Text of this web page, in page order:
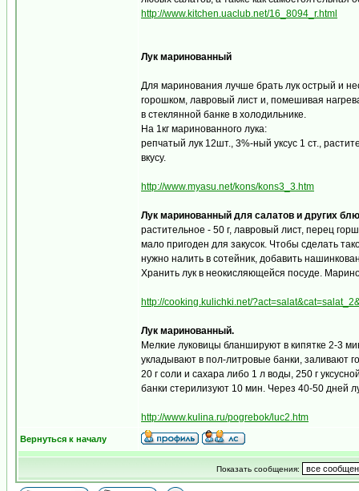
http://www.kitchen.uaclub.net/16_8094_r.html
Лук маринованный
Для маринования лучше брать лук острый и
горошком, лавровый лист и, помешивая
в стеклянной банке в холодильнике.
На 1кг маринованного лука:
репчатый лук 12шт., 3%-ный уксус 1 ст.,
вкусу.
http://www.myasu.net/kons/kons3_3.htm
Лук маринованный для салатов и других
растительное - 50 г, лавровый лист, перец
мало пригоден для закусок. Чтобы сделать
нужно налить в сотейник, добавить
Хранить лук в неокисляющейся посуде.
http://cooking.kulichki.net/
Лук маринованный.
Мелкие луковицы бланшируют в кипятке 2-3
укладывают в пол-литровые банки, заливают
20 г соли и сахара либо 1 л воды, 250 г
банки стерилизуют 10 мин. Через 40-50 дней
http://www.kulina.ru/pogrebok/luc2.htm
Вернуться к началу
Показать сообщения: